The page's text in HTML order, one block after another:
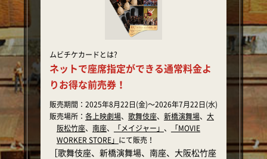
ムビチケカードとは?
ネットで座席指定ができる通常料金よ
りお得な前売券！
販売期間： 2025年8月22日(金)～2026年7月22日(水)
販売場所： 各上映劇場、 歌舞伎座、 新橋演舞場、 大
阪松竹座、 南座、 「メイジャー」 、
「MOVIE
WORKER STORE」 にて販売！
［歌舞伎座、新橋演舞場、南座、大阪松竹座